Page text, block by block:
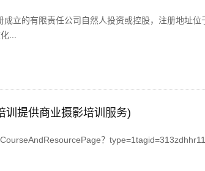
立的有限责任公司自然人投资或控股，注册地址位
...
训提供商业摄影培训服务)
？